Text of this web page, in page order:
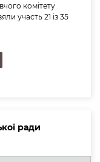
комітету
участь 21 із 35
ради